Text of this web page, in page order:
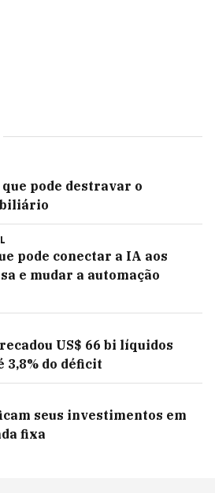
pode destravar o
pode conectar a IA aos
e mudar a automação
US$ 66 bi líquidos
do déficit
seus investimentos em
fixa